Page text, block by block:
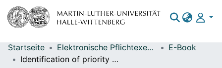
Bereiche & Sammlungen
Startseite Elektronische Pflichtexemplare
E-Book
Identification of priority topics in the field of sustainable chemistry / by Dr. Alexis Bazzanella (DECHEMA e.V., Frankfurt), Dr. Henning Friege (N³ Nachhaltigkeitsberatung Dr. Friege & Partner, Voerde), Dr. Barbara Zeschmar-Lahl (BZL Kommunikation und Projektsteuerung GmbH, Oyten) ; on behalf of the German Environment Agency ; study performed by: DECHEMA Gesellschaft für Chemische Technik und Biotechnologie e.V., N³ Nachhaltigkeitsberatung Dr. Friege & Partner, BZL Kommunikation und Projektsteuerung GmbH ; edited by: Section IV 1.1 International Chemicals Management Dr. Christopher Blum